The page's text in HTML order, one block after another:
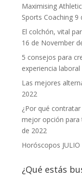
Maximising
Sports Coaching 9
El colchón, vital
16 de November
5 consejos para
experiencia laboral
Las mejores
2022
¿Por qué
mejor opción para
de 2022
Horóscopos JULIO
¿Qué estás